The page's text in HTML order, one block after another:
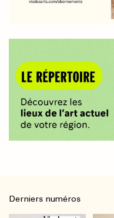
Derniers numéros